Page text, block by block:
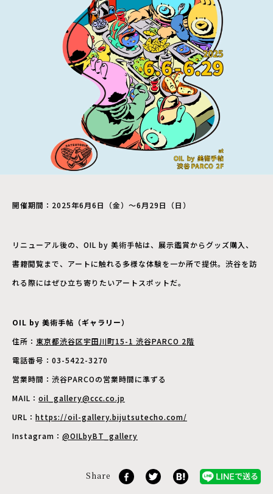
開催期間：2025年6月6日（金）～6月29日（日）
リニューアル後の、OIL by 美術手帖は、展示鑑賞からグッズ購入、
書籍閲覧まで、アートに触れる多様な体験を一か所で提供。渋谷を訪
れる際にはぜひ立ち寄りたいアートスポットだ。
OIL by 美術手帖（ギャラリー）
住所： 東京都渋谷区宇田川町15-1 渋谷PARCO 2階
電話番号：03-5422-3270
営業時間：渋谷PARCOの営業時間に準ずる
MAIL： oil_gallery@ccc.co.jp
URL： https://oil-gallery.bijutsutecho.com/
Instagram： @OILbyBT_gallery
Share